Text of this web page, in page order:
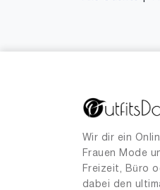
Wir dir ein
Frauen Mode
Freizeit, Büro
dabei den